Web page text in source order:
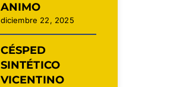
ANIMO
diciembre 22, 2025
CÉSPED
SINTÉTICO
VICENTINO